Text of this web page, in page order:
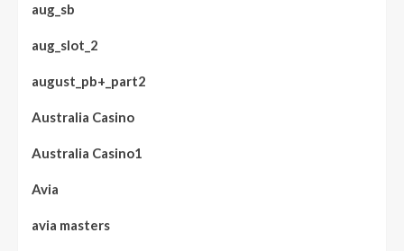
aug_sb
aug_slot_2
august_pb+_part2
Australia Casino
Australia Casino1
Avia
avia masters